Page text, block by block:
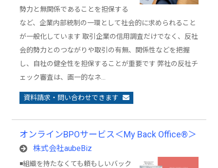
勢力と無関係であることを担保する
など、企業内部統制の一環として社会的に求められること
が一般化しています 取引企業の信用調査だけでなく、反社
会的勢力とのつながりや取引の有無、関係性などを把握
し、自社の健全性を担保することが重要です 弊社の反社チ
ェック審査は、画一的なネ…
資料請求・問い合わせできます
オンラインBPOサービス＜My Back Office®︎＞
株式会社aubeBiz
◾️組織を持たなくても頼もしいバック